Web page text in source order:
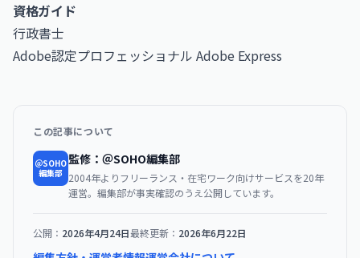
資格ガイド
行政書士
Adobe認定プロフェッショナル Adobe Express
この記事について
＠SOHO
編集部
監修：＠SOHO編集部
2004年よりフリーランス・在宅ワーク向けサービスを20年
運営。編集部が事実確認のうえ公開しています。
公開： 2026年4月24日最終更新： 2026年6月22日